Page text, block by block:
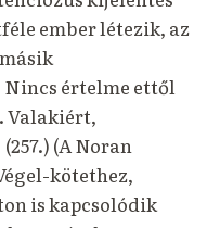
ember létezik, az
értelme ettől
Valakiért,
(A Noran
kötethez,
is kapcsolódik